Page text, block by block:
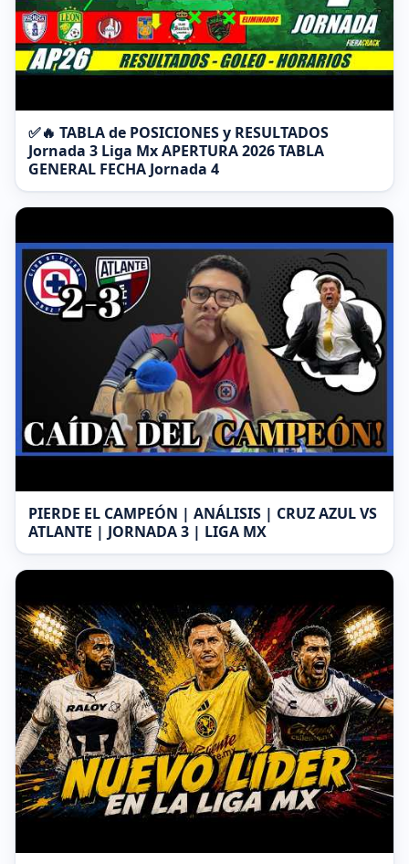
✅🔥 TABLA de POSICIONES y RESULTADOS
Jornada 3 Liga Mx APERTURA 2026 TABLA
GENERAL FECHA Jornada 4
PIERDE EL CAMPEÓN | ANÁLISIS | CRUZ AZUL VS
ATLANTE | JORNADA 3 | LIGA MX